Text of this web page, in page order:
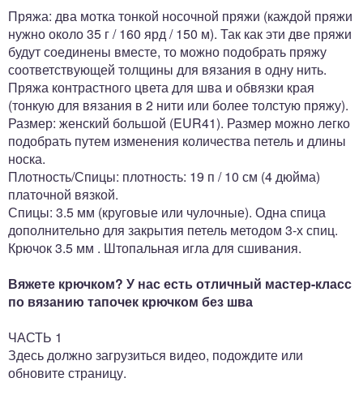
Пряжа: два мотка тонкой носочной пряжи (каждой пряжи
нужно около 35 г / 160 ярд / 150 м). Так как эти две пряжи
будут соединены вместе, то можно подобрать пряжу
соответствующей толщины для вязания в одну нить.
Пряжа контрастного цвета для шва и обвязки края
(тонкую для вязания в 2 нити или более толстую пряжу).
Размер: женский большой (EUR41). Размер можно легко
подобрать путем изменения количества петель и длины
носка.
Плотность/Спицы: плотность: 19 п / 10 см (4 дюйма)
платочной вязкой.
Спицы: 3.5 мм (круговые или чулочные). Одна спица
дополнительно для закрытия петель методом 3-х спиц.
Крючок 3.5 мм . Штопальная игла для сшивания.
Вяжете крючком? У нас есть отличный мастер-класс
по вязанию тапочек крючком без шва
ЧАСТЬ 1
Здесь должно загрузиться видео, подождите или
обновите страницу.